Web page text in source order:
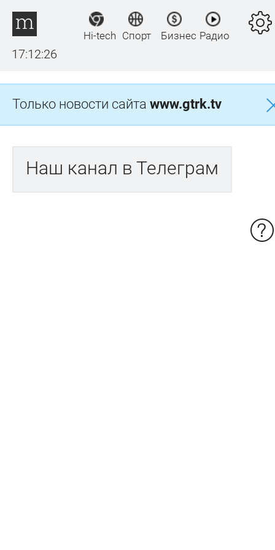
17:12:26
Hi-tech Спорт Бизнес Радио
Только новости сайта www.gtrk.tv
Наш канал в Телеграм